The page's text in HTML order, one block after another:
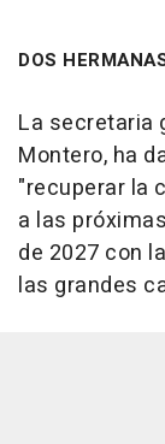
DOS
La secretaria
Montero, ha
"recuperar la
a las
de 2027 con
las grandes